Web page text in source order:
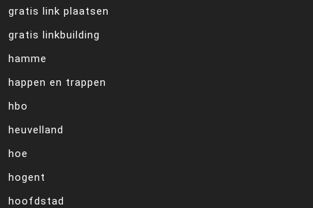
gratis link plaatsen
gratis linkbuilding
hamme
happen en trappen
hbo
heuvelland
hoe
hogent
hoofdstad